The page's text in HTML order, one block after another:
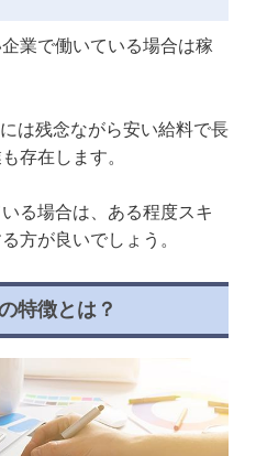
業で働いている場合は稼
は残念ながら安い給料で長
存在します。
る場合は、ある程度スキ
方が良いでしょう。
特徴とは？